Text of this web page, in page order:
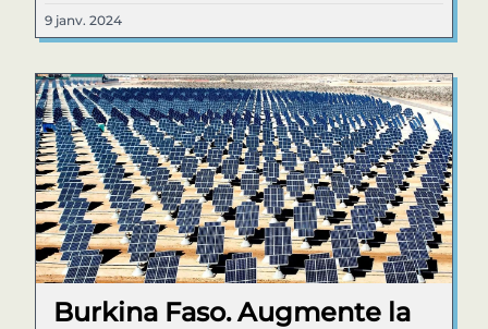
9 janv. 2024
Burkina Faso. Augmente la